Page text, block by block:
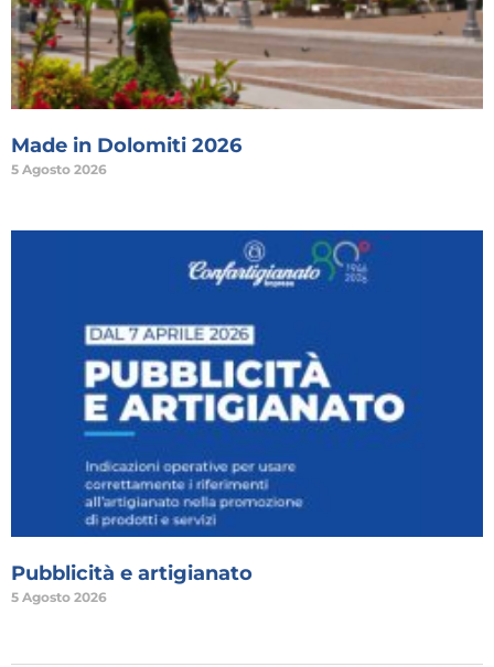
Made in Dolomiti 2026
5 Agosto 2026
Pubblicità e artigianato
5 Agosto 2026